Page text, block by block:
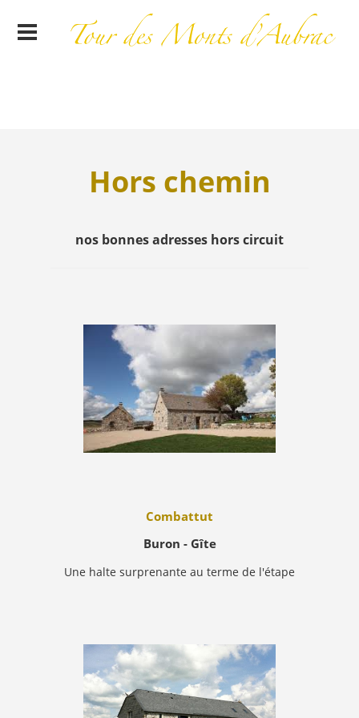
Hors chemin
nos bonnes adresses hors circuit
Combattut
Buron - Gîte
Une halte surprenante au terme de l'étape